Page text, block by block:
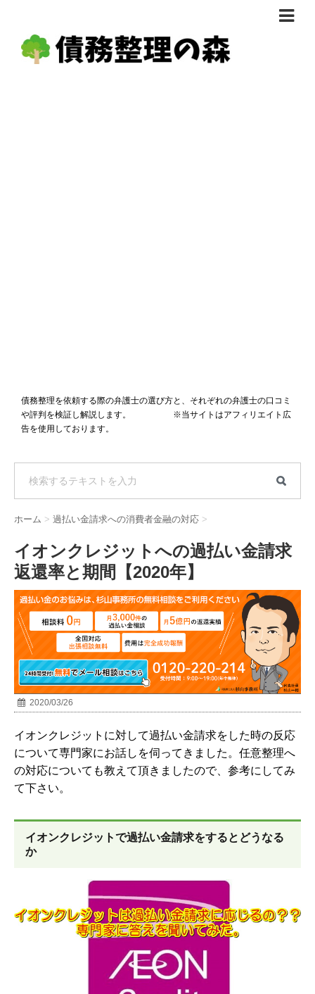
債務整理体験談
債務整理を依頼する際の弁護士の選び方と、それぞれの弁護士の口コミ
や評判を検証し解説します。 ※当サイトはアフィリエイト広
告を使用しております。
ホーム > 過払い金請求への消費者金融の対応 >
イオンクレジットへの過払い金請求
返還率と期間【2020年】
2020/03/26
イオンクレジットに対して過払い金請求をした時の反応
について専門家にお話しを伺ってきました。任意整理へ
の対応についても教えて頂きましたので、参考にしてみ
て下さい。
イオンクレジットで過払い金請求をするとどうなる
か